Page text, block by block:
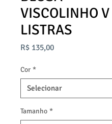
VISCOLINHO V
LISTRAS
R$ 135,00Preço
Cor *
Tamanho *